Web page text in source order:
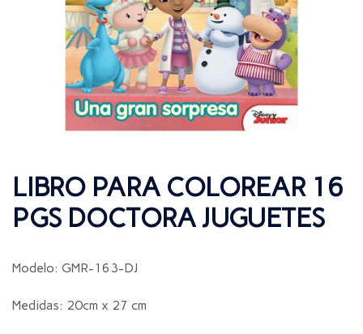
LIBRO PARA COLOREAR 16
PGS DOCTORA JUGUETES
Modelo: GMR-163-DJ
Medidas: 20cm x 27 cm